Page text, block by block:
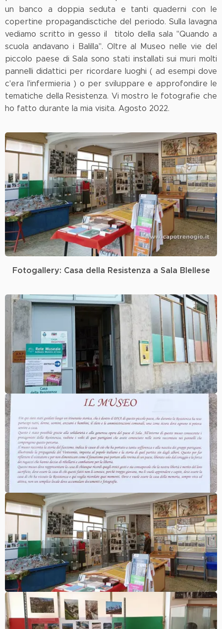
un banco a doppia seduta e tanti quaderni con le
copertine propagandisctiche del periodo. Sulla lavagna
vediamo scritto in gesso il titolo della sala "Quando a
scuola andavano i Balilla". Oltre al Museo nelle vie del
piccolo paese di Sala sono stati installati sui muri molti
pannelli didattici per ricordare luoghi ( ad esempi dove
c'era l'infermieria ) o per sviluppare e approfondire le
tematiche della Resistenza. Vi mostro le fotografie che
ho fatto durante la mia visita. Agosto 2022.
Fotogallery: Casa della Resistenza a Sala BIellese